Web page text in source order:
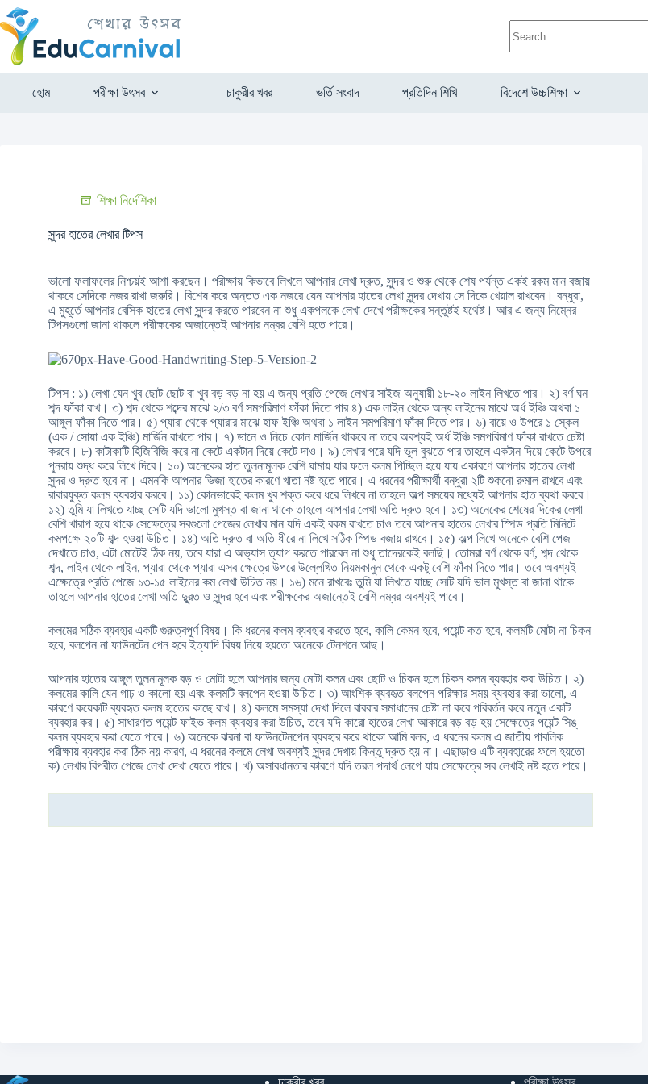
হোম পরীক্ষা উৎসব চাকুরীর খবর ভর্তি সংবাদ প্রতিদিন শিখি বিদেশে উচ্চশিক্ষা
শিক্ষা নির্দেশিকা
সুন্দর হাতের লেখার টিপস
ভালো ফলাফলের নিশ্চয়ই আশা করছেন। পরীক্ষায় কিভাবে লিখলে আপনার লেখা দ্রুত, সুন্দর ও শুরু থেকে শেষ পর্যন্ত একই রকম মান বজায়
থাকবে সেদিকে নজর রাখা জরুরি। বিশেষ করে অন্তত এক নজরে যেন আপনার হাতের লেখা সুন্দর দেখায় সে দিকে খেয়াল রাখবেন। বন্ধুরা,
এ মুহূর্তে আপনার বেসিক হাতের লেখা সুন্দর করতে পারবেন না শুধু একপলকে লেখা দেখে পরীক্ষকের সন্তুষ্টই যথেষ্ট। আর এ জন্য নিম্নের
টিপসগুলো জানা থাকলে পরীক্ষকের অজান্তেই আপনার নম্বর বেশি হতে পারে।
টিপস : ১) লেখা যেন খুব ছোট ছোট বা খুব বড় বড় না হয় এ জন্য প্রতি পেজে লেখার সাইজ অনুযায়ী ১৮-২০ লাইন লিখতে পার। ২) বর্ণ ঘন
শব্দ ফাঁকা রাখ। ৩) শব্দ থেকে শব্দের মাঝে ২/৩ বর্ণ সমপরিমাণ ফাঁকা দিতে পার ৪) এক লাইন থেকে অন্য লাইনের মাঝে অর্ধ ইঞ্চি অথবা ১
আঙ্গুল ফাঁকা দিতে পার। ৫) প্যারা থেকে প্যারার মাঝে হাফ ইঞ্চি অথবা ১ লাইন সমপরিমাণ ফাঁকা দিতে পার। ৬) বায়ে ও উপরে ১ স্কেল
(এক / সোয়া এক ইঞ্চি) মার্জিন রাখতে পার। ৭) ডানে ও নিচে কোন মার্জিন থাকবে না তবে অবশ্যই অর্ধ ইঞ্চি সমপরিমাণ ফাঁকা রাখতে চেষ্টা
করবে। ৮) কাটাকাটি হিজিবিজি করে না কেটে একটান দিয়ে কেটে দাও। ৯) লেখার পরে যদি ভুল বুঝতে পার তাহলে একটান দিয়ে কেটে উপরে
পুনরায় শুদ্ধ করে লিখে দিবে। ১০) অনেকের হাত তুলনামূলক বেশি ঘামায় যার ফলে কলম পিচ্ছিল হয়ে যায় একারণে আপনার হাতের লেখা
সুন্দর ও দ্রুত হবে না। এমনকি আপনার ভিজা হাতের কারণে খাতা নষ্ট হতে পারে। এ ধরনের পরীক্ষার্থী বন্ধুরা ২টি শুকনো রুমাল রাখবে এবং
রাবারযুক্ত কলম ব্যবহার করবে। ১১) কোনভাবেই কলম খুব শক্ত করে ধরে লিখবে না তাহলে অল্প সময়ের মধ্যেই আপনার হাত ব্যথা করবে।
১২) তুমি যা লিখতে যাচ্ছ সেটি যদি ভালো মুখস্ত বা জানা থাকে তাহলে আপনার লেখা অতি দ্রুত হবে। ১৩) অনেকের শেষের দিকের লেখা
বেশি খারাপ হয়ে থাকে সেক্ষেত্রে সবগুলো পেজের লেখার মান যদি একই রকম রাখতে চাও তবে আপনার হাতের লেখার স্পিড প্রতি মিনিটে
কমপক্ষে ২০টি শব্দ হওয়া উচিত। ১৪) অতি দ্রুত বা অতি ধীরে না লিখে সঠিক স্পিড বজায় রাখবে। ১৫) অল্প লিখে অনেকে বেশি পেজ
দেখাতে চাও, এটা মোটেই ঠিক নয়, তবে যারা এ অভ্যাস ত্যাগ করতে পারবেন না শুধু তাদেরকেই বলছি। তোমরা বর্ণ থেকে বর্ণ, শব্দ থেকে
শব্দ, লাইন থেকে লাইন, প্যারা থেকে প্যারা এসব ক্ষেত্রে উপরে উল্লেখিত নিয়মকানুন থেকে একটু বেশি ফাঁকা দিতে পার। তবে অবশ্যই
এক্ষেত্রে প্রতি পেজে ১৩-১৫ লাইনের কম লেখা উচিত নয়। ১৬) মনে রাখবেঃ তুমি যা লিখতে যাচ্ছ সেটি যদি ভাল মুখস্ত বা জানা থাকে
তাহলে আপনার হাতের লেখা অতি দুূ্রত ও সুন্দর হবে এবং পরীক্ষকের অজান্তেই বেশি নম্বর অবশ্যই পাবে।
কলমের সঠিক ব্যবহার একটি গুরুত্বপূর্ণ বিষয়। কি ধরনের কলম ব্যবহার করতে হবে, কালি কেমন হবে, পয়েন্ট কত হবে, কলমটি মোটা না চিকন
হবে, বলপেন না ফাউনটেন পেন হবে ইত্যাদি বিষয় নিয়ে হয়তো অনেকে টেনশনে আছ।
আপনার হাতের আঙ্গুল তুলনামূলক বড় ও মোটা হলে আপনার জন্য মোটা কলম এবং ছোট ও চিকন হলে চিকন কলম ব্যবহার করা উচিত। ২)
কলমের কালি যেন গাঢ় ও কালো হয় এবং কলমটি বলপেন হওয়া উচিত। ৩) আংশিক ব্যবহৃত বলপেন পরিক্ষার সময় ব্যবহার করা ভালো, এ
কারণে কয়েকটি ব্যবহৃত কলম হাতের কাছে রাখ। ৪) কলমে সমস্যা দেখা দিলে বারবার সমাধানের চেষ্টা না করে পরিবর্তন করে নতুন একটি
ব্যবহার কর। ৫) সাধারণত পয়েন্ট ফাইভ কলম ব্যবহার করা উচিত, তবে যদি কারো হাতের লেখা আকারে বড় বড় হয় সেক্ষেত্রে পয়েন্ট সিঙ্
কলম ব্যবহার করা যেতে পারে। ৬) অনেকে ঝরনা বা ফাউনটেনপেন ব্যবহার করে থাকো আমি বলব, এ ধরনের কলম এ জাতীয় পাবলিক
পরীক্ষায় ব্যবহার করা ঠিক নয় কারণ, এ ধরনের কলমে লেখা অবশ্যই সুন্দর দেখায় কিন্তু দ্রুত হয় না। এছাড়াও এটি ব্যবহারের ফলে হয়তো
ক) লেখার বিপরীত পেজে লেখা দেখা যেতে পারে। খ) অসাবধানতার কারণে যদি তরল পদার্থ লেগে যায় সেক্ষেত্রে সব লেখাই নষ্ট হতে পারে।